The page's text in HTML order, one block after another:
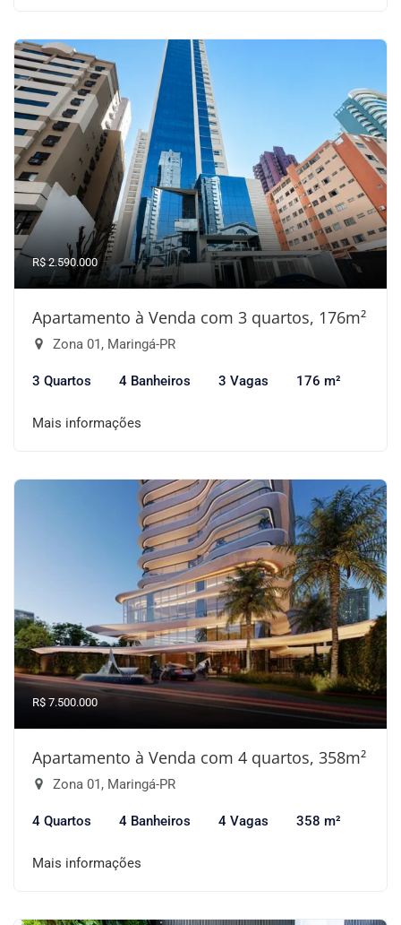
R$ 2.590.000
Apartamento à Venda com 3 quartos, 176m²
Zona 01, Maringá-PR
3 Quartos 4 Banheiros 3 Vagas 176 m²
Mais informações
R$ 7.500.000
Apartamento à Venda com 4 quartos, 358m²
Zona 01, Maringá-PR
4 Quartos 4 Banheiros 4 Vagas 358 m²
Mais informações